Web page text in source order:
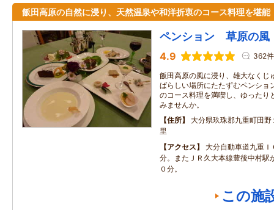
飯田高原の自然に浸り、天然温泉や和洋折衷のコース料理を堪能
ペンション 草原の風
4.9 362件
飯田高原の風に浸り、雄大なくじ
ばらしい場所にたたずむペンショ
のコース料理を満喫し、ゆったり
みませんか。
住所
大分県玖珠郡九重町田
里
アクセス
大分自動車道九重
分。またＪＲ久大本線豊後中村駅
０分。
この施